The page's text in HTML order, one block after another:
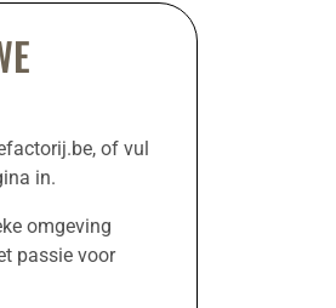
, of vul
in.
omgeving
passie voor